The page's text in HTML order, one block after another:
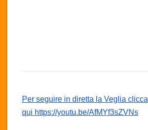
Per seguire in diretta la Veglia clicca
qui https://youtu.be/AfMYf3sZVNs